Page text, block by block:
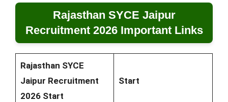
Rajasthan SYCE Jaipur
Recruitment 2026 Important Links
Rajasthan SYCE
Jaipur Recruitment
2026 Start
Start